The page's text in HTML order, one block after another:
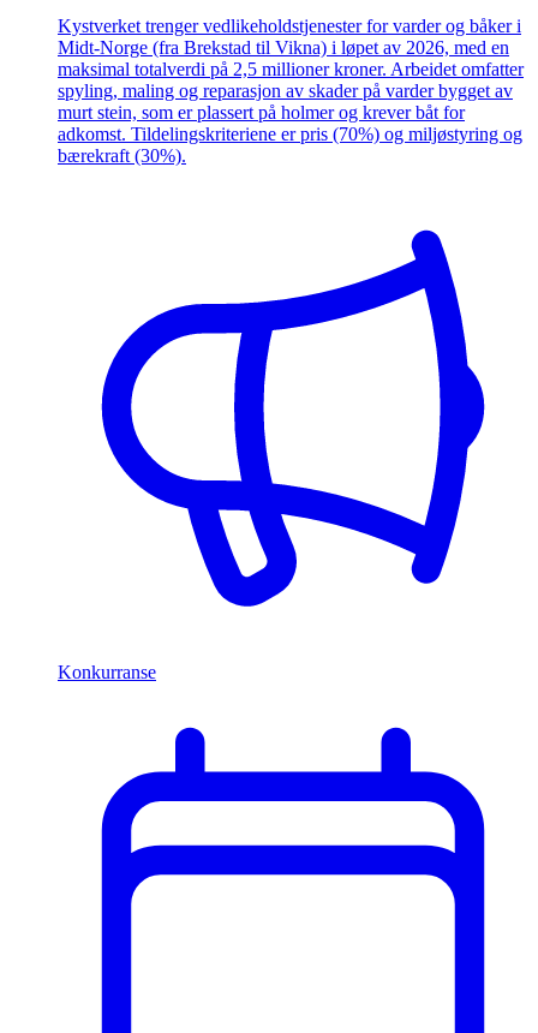
Kystverket trenger vedlikeholdstjenester for varder og båker i
Midt-Norge (fra Brekstad til Vikna) i løpet av 2026, med en
maksimal totalverdi på 2,5 millioner kroner. Arbeidet omfatter
spyling, maling og reparasjon av skader på varder bygget av
murt stein, som er plassert på holmer og krever båt for
adkomst. Tildelingskriteriene er pris (70%) og miljøstyring og
bærekraft (30%).
Konkurranse